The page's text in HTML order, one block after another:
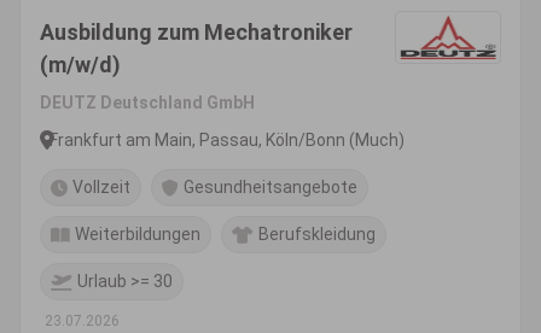
Ausbildung zum Mechatroniker
(m/w/d)
DEUTZ Deutschland GmbH
Frankfurt am Main, Passau, Köln/Bonn (Much)
Vollzeit Gesundheitsangebote
Weiterbildungen Berufskleidung
Urlaub >= 30
23.07.2026